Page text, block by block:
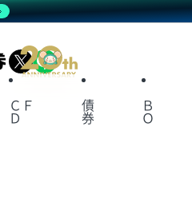
X
ＣＦ
Ｄ
債
券
Ｂ
Ｏ